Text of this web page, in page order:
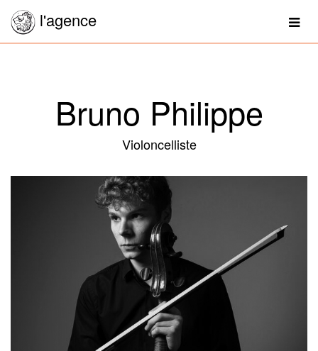
l'agence
Bruno Philippe
Violoncelliste